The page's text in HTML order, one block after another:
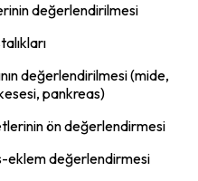
değerlendirilmesi
değerlendirilmesi (mide,
pankreas)
ön değerlendirmesi
eklem değerlendirmesi